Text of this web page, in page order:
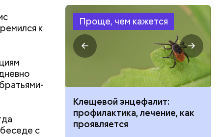
к
с
Проще, чем кажется
Клещевой энцефалит:
профилактика, лечение, как
проявляется